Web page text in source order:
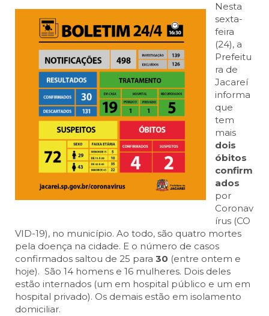
Nesta
sexta-
feira
(24), a
Prefeitu
ra de
Jacareí
informa
que
tem
mais
dois
óbitos
confirm
ados
por
Coronav
írus (CO
VID-19), no município. Ao todo, são quatro mortes
pela doença na cidade. E o número de casos
confirmados saltou de 25 para 30 (entre ontem e
hoje). São 14 homens e 16 mulheres. Dois deles
estão internados (um em hospital público e um em
hospital privado). Os demais estão em isolamento
domiciliar.